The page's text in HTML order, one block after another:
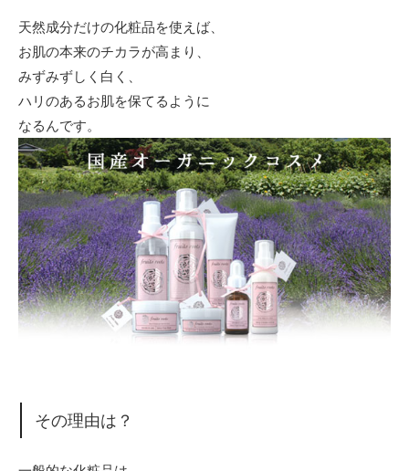
天然成分だけの化粧品を使えば、
お肌の本来のチカラが高まり、
みずみずしく白く、
ハリのあるお肌を保てるように
なるんです。
その理由は？